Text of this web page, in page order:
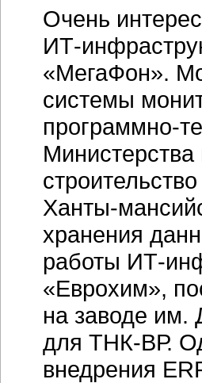
Очень
ИТ-
«МегаФон».
системы
программно-
Ханты-
хранения
работы ИТ-
«Еврохим»,
на заводе им.
для ТНК-ВР.
внедрения